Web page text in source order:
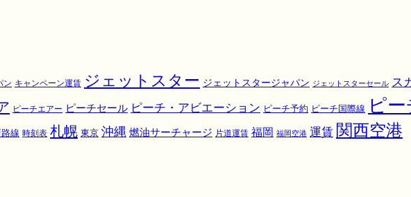
ン キャンペーン運賃 ジェットスター ジェットスタージャパン ジェットスターセール ス
ピーチエアー ピーチセール ピーチ・アビエーション ピーチ予約 ピーチ国際線 ピ
路線 時刻表 札幌 東京 沖縄 燃油サーチャージ 片道運賃 福岡 福岡空港 運賃 関西空港